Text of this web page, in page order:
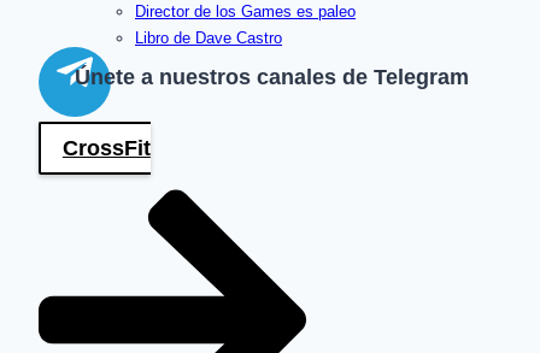
Director de los Games es paleo
Libro de Dave Castro
Únete a nuestros canales de Telegram
CrossFit